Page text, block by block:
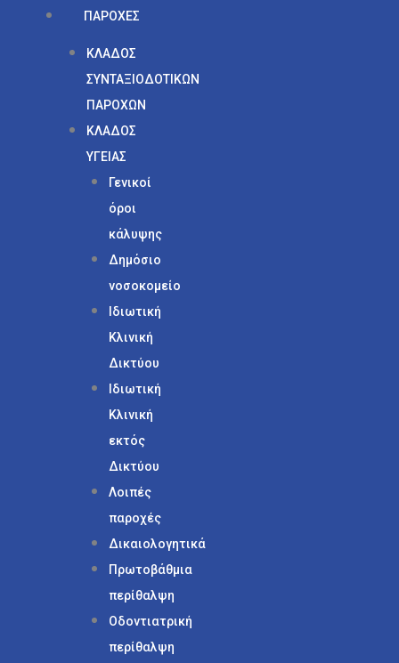
ΠΑΡΟΧΕΣ
ΚΛΑΔΟΣ
ΣΥΝΤΑΞΙΟΔΟΤΙΚΩΝ
ΠΑΡΟΧΩΝ
ΚΛΑΔΟΣ
ΥΓΕΙΑΣ
Γενικοί
όροι
κάλυψης
Δημόσιο
νοσοκομείο
Ιδιωτική
Κλινική
Δικτύου
Ιδιωτική
Κλινική
εκτός
Δικτύου
Λοιπές
παροχές
Δικαιολογητικά
Πρωτοβάθμια
περίθαλψη
Οδοντιατρική
περίθαλψη